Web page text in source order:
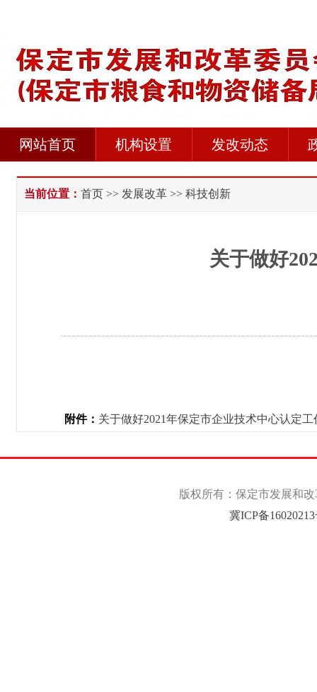
网站首页 机构设置 发改动态
当前位置： 首页 >> 发展改革 >> 科技创新
关于做好
附件： 关于做好2021年保定市企业技术中心认定工
版权所有：保定市发展和
冀ICP备